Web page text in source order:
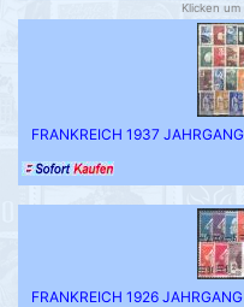
Klicken
FRANKREICH 1937
FRANKREICH 1926